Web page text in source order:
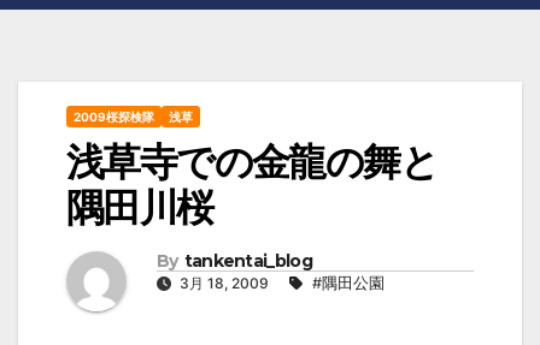
2009桜探検隊 浅草
浅草寺での金龍の舞と
隅田川桜
By tankentai_blog
3月 18, 2009 #隅田公園